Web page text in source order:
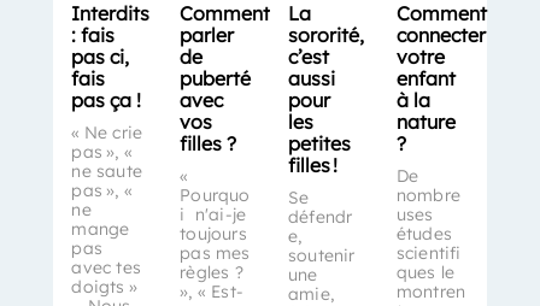
Interdits
: fais
pas ci,
fais
pas ça !
« Ne crie
pas », «
ne saute
pas », «
ne
mange
pas
avec tes
doigts »
Comment
parler
de
puberté
avec
vos
filles ?
«
Pourquo
i n'ai-je
toujours
pas mes
règles ?
», « Est-
La
sororité,
c’est
aussi
pour
les
petites
filles !
Se
défendr
e,
soutenir
une
amie,
Comment
connecter
votre
enfant
à la
nature
?
De
nombre
uses
études
scientifi
ques le
montren